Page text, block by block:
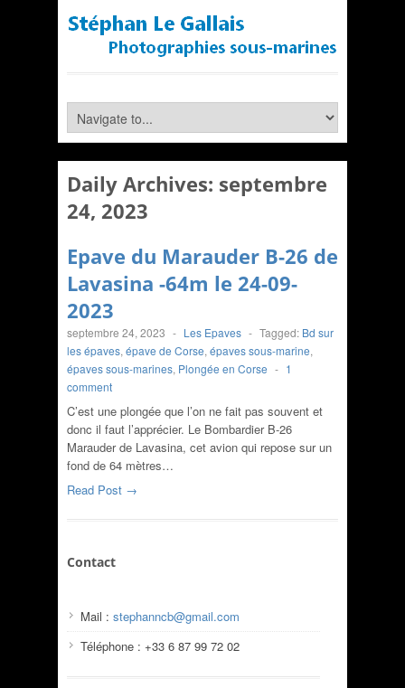
Daily Archives: septembre
24, 2023
Epave du Marauder B-26 de
Lavasina -64m le 24-09-
2023
septembre 24, 2023 - Les Epaves - Tagged: Bd sur
les épaves, épave de Corse, épaves sous-marine,
épaves sous-marines, Plongée en Corse - 1
comment
C’est une plongée que l’on ne fait pas souvent et
donc il faut l’apprécier. Le Bombardier B-26
Marauder de Lavasina, cet avion qui repose sur un
fond de 64 mètres…
Read Post →
Contact
Mail : stephanncb@gmail.com
Téléphone : +33 6 87 99 72 02